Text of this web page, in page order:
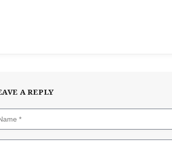
A REPLY